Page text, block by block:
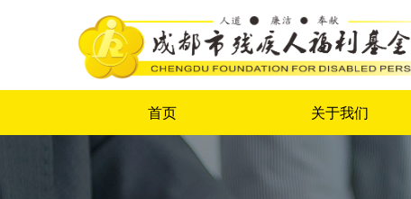
首页 关于我们